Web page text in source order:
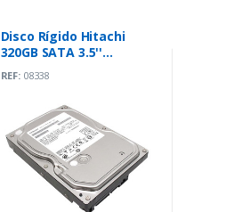
Disco Rígido Hitachi
320GB SATA 3.5''
REF:08338